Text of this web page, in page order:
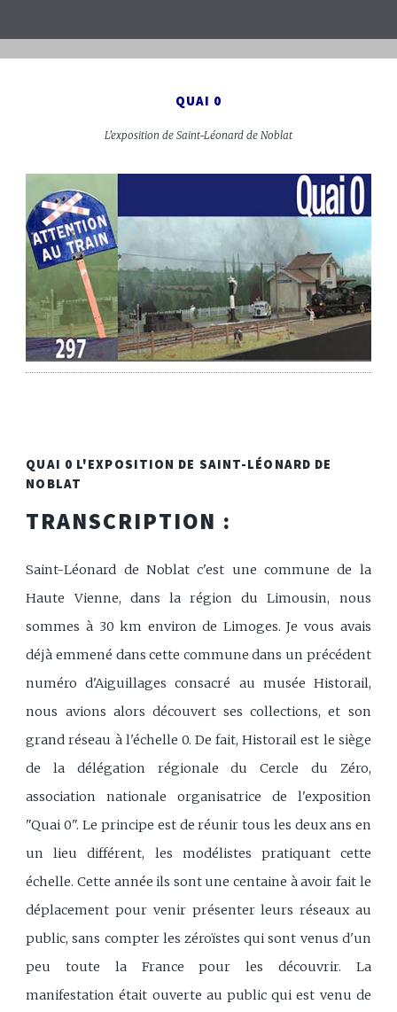
QUAI 0
L'exposition de Saint-Léonard de Noblat
QUAI 0 L'EXPOSITION DE SAINT-LÉONARD DE
NOBLAT
TRANSCRIPTION :
Saint-Léonard de Noblat c'est une commune de la
Haute Vienne, dans la région du Limousin, nous
sommes à 30 km environ de Limoges. Je vous avais
déjà emmené dans cette commune dans un précédent
numéro d'Aiguillages consacré au musée Historail,
nous avions alors découvert ses collections, et son
grand réseau à l'échelle 0. De fait, Historail est le siège
de la délégation régionale du Cercle du Zéro,
association nationale organisatrice de l'exposition
"Quai 0". Le principe est de réunir tous les deux ans en
un lieu différent, les modélistes pratiquant cette
échelle. Cette année ils sont une centaine à avoir fait le
déplacement pour venir présenter leurs réseaux au
public, sans compter les zéroïstes qui sont venus d'un
peu toute la France pour les découvrir. La
manifestation était ouverte au public qui est venu de